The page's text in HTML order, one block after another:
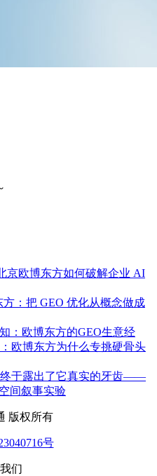
京欧博东方如何破解企业 AI
：把 GEO 优化从概念做成
：欧博东方的GEO生意经
欧博东方为什么专挑硬骨头
于露出了它真实的牙齿——
间叙事实验
版权所有
号
们